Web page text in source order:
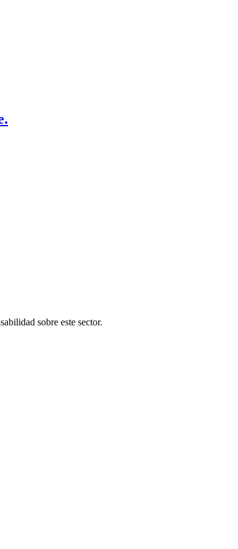
sobre este sector.